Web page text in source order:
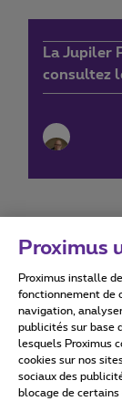
La Jupiler
consultez
Tous droits
Proximus
Proximus installe
fonctionnement de
navigation,
publicités sur base
lesquels Proximus
cookies sur nos
sociaux des
blocage de